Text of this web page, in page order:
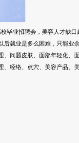
毕业招聘会，美容人才
就业是多么困难，只能
问题皮肤、面部年轻化
经络、点穴、美容产品